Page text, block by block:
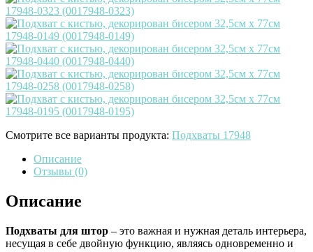
Смотрите все варианты продукта: Подхваты 17948
Описание
Отзывы (0)
Описание
Подхваты для штор – это важная и нужная деталь интерьера,
несущая в себе двойную функцию, являясь одновременно и